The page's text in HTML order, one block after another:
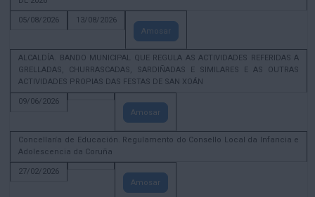
05/08/2026
13/08/2026
Amosar
ALCALDÍA. BANDO MUNICIPAL QUE REGULA AS ACTIVIDADES REFERIDAS A
GRELLADAS, CHURRASCADAS, SARDIÑADAS E SIMILARES E AS OUTRAS
ACTIVIDADES PROPIAS DAS FESTAS DE SAN XOÁN
09/06/2026
Amosar
Concellaría de Educación. Regulamento do Consello Local da Infancia e
Adolescencia da Coruña
27/02/2026
Amosar